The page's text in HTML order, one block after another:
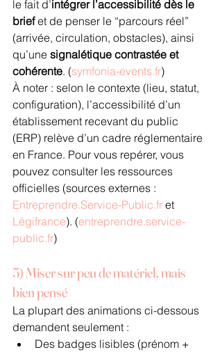
le fait d’intégrer l’accessibilité dès le
brief et de penser le “parcours réel”
(arrivée, circulation, obstacles), ainsi
qu’une signalétique contrastée et
cohérente. (symfonia-events.fr)
À noter : selon le contexte (lieu, statut,
configuration), l’accessibilité d’un
établissement recevant du public
(ERP) relève d’un cadre réglementaire
en France. Pour vous repérer, vous
pouvez consulter les ressources
officielles (sources externes :
Entreprendre.Service-Public.fr et
Légifrance). (entreprendre.service-
public.fr)
5) Miser sur peu de matériel, mais
bien pensé
La plupart des animations ci-dessous
demandent seulement :
Des badges lisibles (prénom +